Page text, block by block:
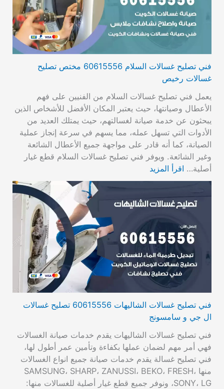
فني تصليح غسالات السلام 60615556 مختص تصليح
غسالات رخيص
يعمل فني تصليح غسالات السلام من الفنيين على فهم
الأعطال وصيانتها، حيث يعتبر المكان الأفضل للأشخاص الذين
يبحثون عن خدمة صيانة لغسالتهم، حيث يمتلك العديد من
الأدوات التي تسهل عمله، مما يسهم في سرعة إنجاز عملية
الصيانة، كما أنه قادر على مواجهة جميع الأعطال الشائعة
وغير الشائعة. ويوفر فني تصليح غسالات السلام قطع غيار
أصلية… اقرأ المزيد
فني تصليح غسالات الشاليهات 60615556 تصليح غسالات
ال جي و سامسونج
فني تصليح غسالات الشاليهات يقدم خدمات صيانة الغسالات
فهي أمر مهم لضمان عملها بكفاءة وتأمين عمر أطول لها،
فني تصليح غسالة يقدم خدمات صيانة جميع انواع الغسالات
منها SAMSUNG، SHARP، ZANUSSI، BEKO، FRESH،
SONY، LG، ونوفر جميع قطع غيار أصلية للغسالات منها: